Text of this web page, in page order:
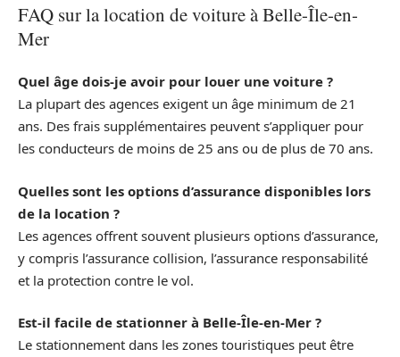
FAQ sur la location de voiture à Belle-Île-en-
Mer
Quel âge dois-je avoir pour louer une voiture ?
La plupart des agences exigent un âge minimum de 21
ans. Des frais supplémentaires peuvent s’appliquer pour
les conducteurs de moins de 25 ans ou de plus de 70 ans.
Quelles sont les options d’assurance disponibles lors
de la location ?
Les agences offrent souvent plusieurs options d’assurance,
y compris l’assurance collision, l’assurance responsabilité
et la protection contre le vol.
Est-il facile de stationner à Belle-Île-en-Mer ?
Le stationnement dans les zones touristiques peut être